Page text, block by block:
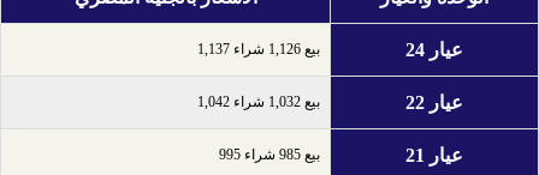
عيار 24 بيع 1,126 شراء 1,137
عيار 22 بيع 1,032 شراء 1,042
عيار 21 بيع 985 شراء 995